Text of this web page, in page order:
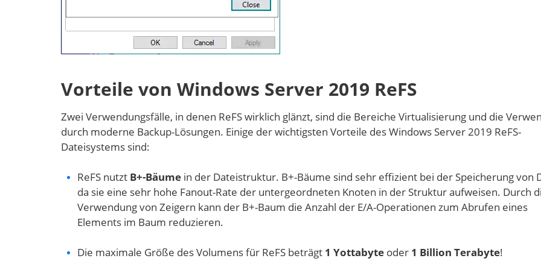
Vorteile von Windows Server 2019 ReFS
Zwei Verwendungsfälle, in denen ReFS wirklich glänzt, sind die Bereiche Virtualisierung und die
durch moderne Backup-Lösungen. Einige der wichtigsten Vorteile des Windows Server 2019 ReFS-
Dateisystems sind:
ReFS nutzt B+-Bäumein der Dateistruktur. B+-Bäume sind sehr effizient bei der Speicherung von
da sie eine sehr hohe Fanout-Rate der untergeordneten Knoten in der Struktur aufweisen. Durch
Verwendung von Zeigern kann der B+-Baum die Anzahl der E/A-Operationen zum Abrufen eines
Elements im Baum reduzieren.
Die maximale Größe des Volumens für ReFS beträgt 1 Yottabyteoder 1 Billion Terabyte!